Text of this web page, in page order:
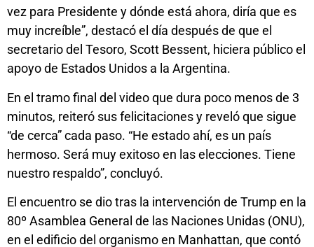
vez para Presidente y dónde está ahora, diría que es
muy increíble”, destacó el día después de que el
secretario del Tesoro, Scott Bessent, hiciera público el
apoyo de Estados Unidos a la Argentina.
En el tramo final del video que dura poco menos de 3
minutos, reiteró sus felicitaciones y reveló que sigue
“de cerca” cada paso. “He estado ahí, es un país
hermoso. Será muy exitoso en las elecciones. Tiene
nuestro respaldo”, concluyó.
El encuentro se dio tras la intervención de Trump en la
80º Asamblea General de las Naciones Unidas (ONU),
en el edificio del organismo en Manhattan, que contó